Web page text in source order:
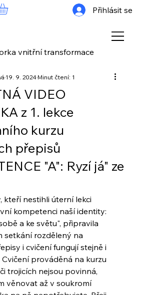
vnitřní transformace
Přihlásit se
VIDEO
z 1. lekce
kurzu
přepisů
"A": Ryzí já" ze
19. 9. 2024Minut čtení: 1
kteří nestihli úterní lekci
kompetenci naší identity:
a ke světu", připravila
setkání rozdělený na
i cvičení fungují stejně i
Cvičení prováděná na kurzu
trojicích nejsou povinná,
věnovat až v soukromí